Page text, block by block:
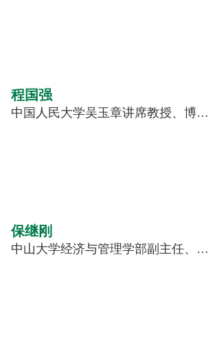
程国强
中国人民大学吴玉章讲席教授、博士生导师、国家杰出青年科学基金获得者、国务院发展研究中心学术委员会原秘书长、国际局原局长。
保继刚
中山大学经济与管理学部副主任、旅游发展与规划研究中心主任、教育部国家级人才,获联合国旅游组织第16届尤利西斯奖。